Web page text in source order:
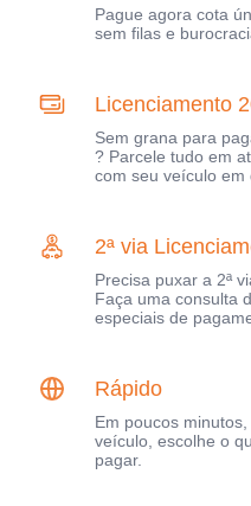
Pague agora cota
sem filas e
Licenciamento
Sem grana para
? Parcele tudo em
com seu veículo em
2ª via
Precisa puxar a 2ª
Faça uma consulta
especiais de
Rápido
Em poucos
veículo, escolhe o
pagar.